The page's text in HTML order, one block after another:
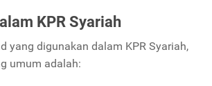
KPR Syariah
yang digunakan dalam KPR Syariah,
umum adalah: